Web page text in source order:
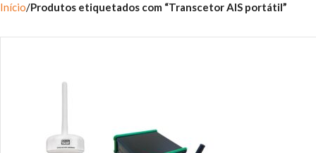
Início Produtos etiquetados com “Transcetor AIS portátil”